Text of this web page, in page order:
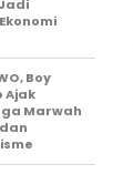
Boy
Ajak
Marwah